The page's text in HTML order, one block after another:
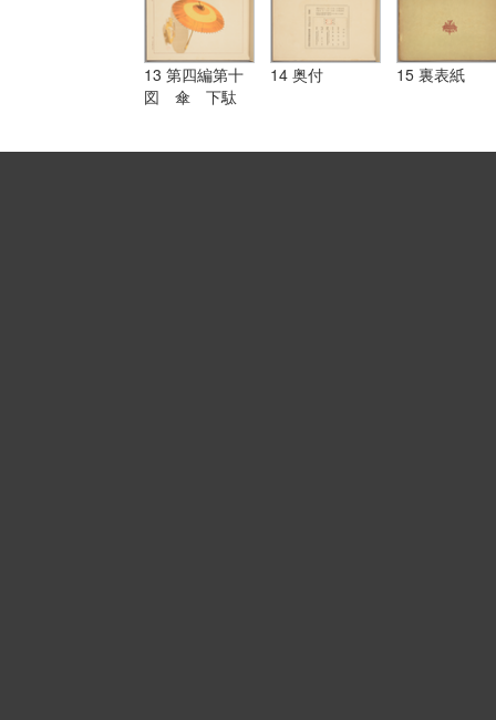
13 第四編第十
図 傘 下駄
14 奥付 15 裏表紙